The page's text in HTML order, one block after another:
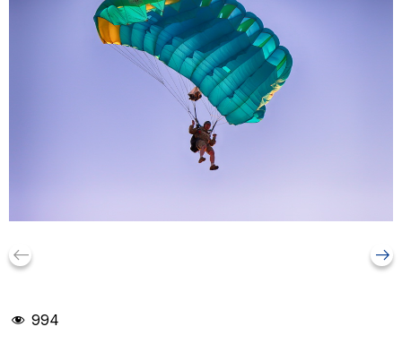
keyboard_backspace arrow_right_alt
994